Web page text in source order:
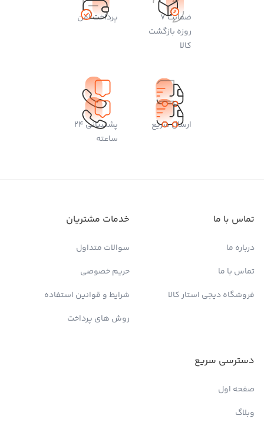
ضمانت 7
روزه بازگشت
کالا
پرداخت امن
ارسال سریع
پشتیبانی 24
ساعته
تماس با ما
درباره ما
تماس با ما
فروشگاه دیجی استار کالا
خدمات مشتریان
سوالات متداول
حریم خصوصی
شرایط و قوانین استفاده
روش های پرداخت
دسترسی سریع
صفحه اول
وبلاگ